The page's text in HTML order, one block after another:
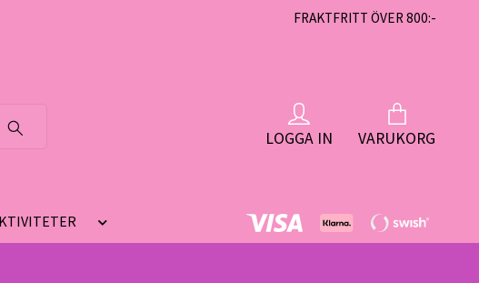
FRAKTFRITT ÖVER 800:-
LOGGA IN VARUKORG